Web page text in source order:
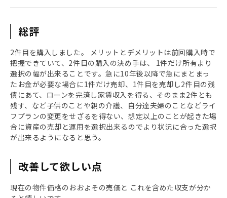
総評
2件目を購入しました。 メリットとデメリットは前回購入時で
把握できていて、2件目の購入の決め手は、 1件だけ所有より
選択の幅が出来ることです。急に10年後以降で急にまとまっ
たお金が必要な場合に1件だけ売却、1件目を売却し2件目の残
債にあて、ローンを完済し家賃収入を得る、そのまま2件とも
残す、など子供のことや親の介護、自分達夫婦のことなどライ
フプランの変更をせざるを得ない、想定以上のことが起きた場
合に資産の売却と運用を選択出来るのでより状況に合った選択
が出来るようになると思う。
改善して欲しい点
現在の物件価格のおおよその売価と これを含めた収支が分か